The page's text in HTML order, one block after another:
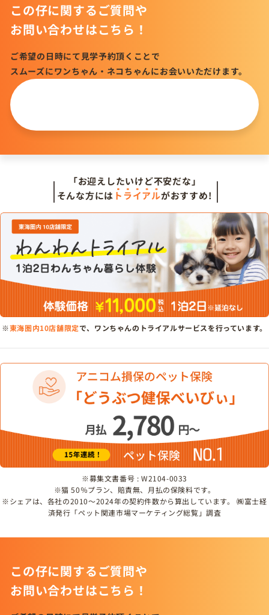
この仔に関するご質問や
お問い合わせはこちら！
ご希望の日時にて見学予約頂くことで
スムーズにワンちゃん・ネコちゃんにお会いいただけます。
「お迎えしたいけど不安だな」
そんな方には トライアルがおすすめ!
※東海圏内10店舗限定で、ワンちゃんのトライアルサービスを行っています。
※募集文書番号 : W2104-0033
※猫 50％プラン、賠責無、月払の保険料です。
※シェアは、各社の2010～2024年の契約件数から算出しています。 ㈱富士経
済発行「ペット関連市場マーケティング総覧」調査
この仔に関するご質問や
お問い合わせはこちら！